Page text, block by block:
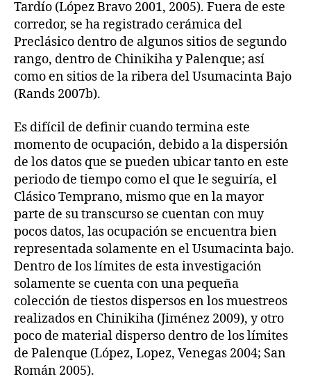
Tardío (López Bravo 2001, 2005). Fuera de este
corredor, se ha registrado cerámica del
Preclásico dentro de algunos sitios de segundo
rango, dentro de Chinikiha y Palenque; así
como en sitios de la ribera del Usumacinta Bajo
(Rands 2007b).
Es difícil de definir cuando termina este
momento de ocupación, debido a la dispersión
de los datos que se pueden ubicar tanto en este
periodo de tiempo como el que le seguiría, el
Clásico Temprano, mismo que en la mayor
parte de su transcurso se cuentan con muy
pocos datos, las ocupación se encuentra bien
representada solamente en el Usumacinta bajo.
Dentro de los límites de esta investigación
solamente se cuenta con una pequeña
colección de tiestos dispersos en los muestreos
realizados en Chinikiha (Jiménez 2009), y otro
poco de material disperso dentro de los límites
de Palenque (López, Lopez, Venegas 2004; San
Román 2005).